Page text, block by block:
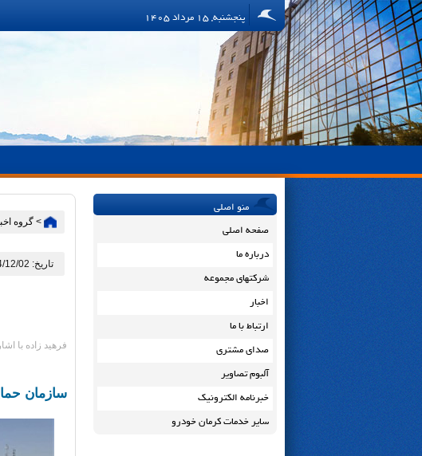
پنجشنبه, 15 مرداد 1405
منو اصلی
صفحه اصلی
درباره ما
شرکتهای مجموعه
اخبار
ارتباط با ما
صدای مشتری
آلبوم تصاویر
خبرنامه الکترونیک
سایر خدمات کرمان خودرو
> گروه
تاریخ: 1404/12/02
فرهید زاده با
سازمان